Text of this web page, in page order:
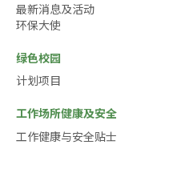
最新消息及活动
环保大使
绿色校园
计划项目
工作场所健康及安全
工作健康与安全贴士